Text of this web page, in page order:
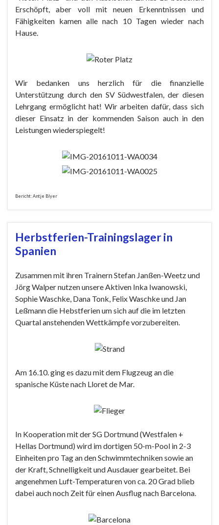
Erschöpft, aber voll mit neuen Erkenntnissen und
Fähigkeiten kamen alle nach 10 Tagen wieder nach
Hause.
Wir bedanken uns herzlich für die finanzielle
Unterstützung durch den SV Südwestfalen, der diesen
Lehrgang ermöglicht hat! Wir arbeiten dafür, dass sich
dieser Einsatz in der kommenden Saison auch in den
Leistungen wiederspiegelt!
Bericht: Antje Blyer
Herbstferien-Trainingslager in
Spanien
Zusammen mit ihren Trainern Stefan Janßen-Weetz und
Jörg Walper nutzen unsere Aktiven Inka Iwanowski,
Sophie Waschke, Dana Tonk, Felix Waschke und Jan
Leßmann die Hebstferien um sich auf die im letzten
Quartal anstehenden Wettkämpfe vorzubereiten.
Am 16.10. ging es dazu mit dem Flugzeug an die
spanische Küste nach Lloret de Mar.
In Kooperation mit der SG Dortmund (Westfalen +
Hellas Dortmund) wird im dortigen 50-m-Pool in 2-3
Einheiten pro Tag an den Schwimmtechniken sowie an
der Kraft, Schnelligkeit und Ausdauer gearbeitet. Bei
angenehmen Luft-Temperaturen von ca. 20 Grad blieb
dabei auch noch Zeit für einen Ausflug nach Barcelona.